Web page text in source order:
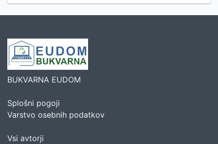
BUKVARNA EUDOM
Splošni pogoji
Varstvo osebnih podatkov
Vsi avtorji